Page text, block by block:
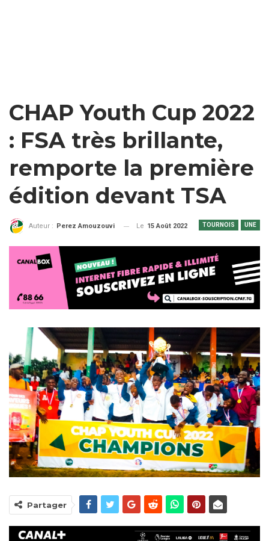
CHAP Youth Cup 2022
: FSA très brillante,
remporte la première
édition devant TSA
TOURNOIS UNE
Auteur : Perez Amouzouvi Le 15 Août 2022
Partager